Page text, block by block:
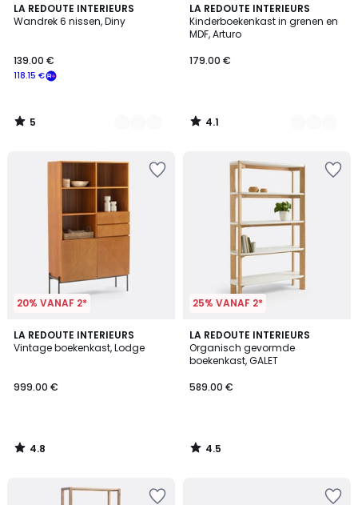
LA REDOUTE INTERIEURS
Wandrek 6 nissen, Diny
118.15 €
139.00 €
5
/
2
Kleuren
5
/
LA REDOUTE INTERIEURS
Kinderboekenkast in grenen en
MDF, Arturo
179.00 €
4.1
/ 5
2
Kleuren
4.1
/
20% VANAF 2*
LA REDOUTE INTERIEURS
Vintage boekenkast, Lodge
999.00 €
4.8
/ 5
4.8
/
25% VANAF 2*
LA REDOUTE INTERIEURS
Organisch gevormde
boekenkast, GALET
589.00 €
4.5
/ 5
4.5
/